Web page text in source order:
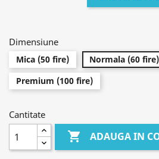
Dimensiune
Mica (50 fire) Normala (60 fire)
Premium (100 fire)
Cantitate
 ADAUGA IN